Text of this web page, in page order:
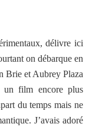
délivre ici
on débarque en
Brie et Aubrey Plaza
un film encore plus
du temps mais ne
J’avais adoré